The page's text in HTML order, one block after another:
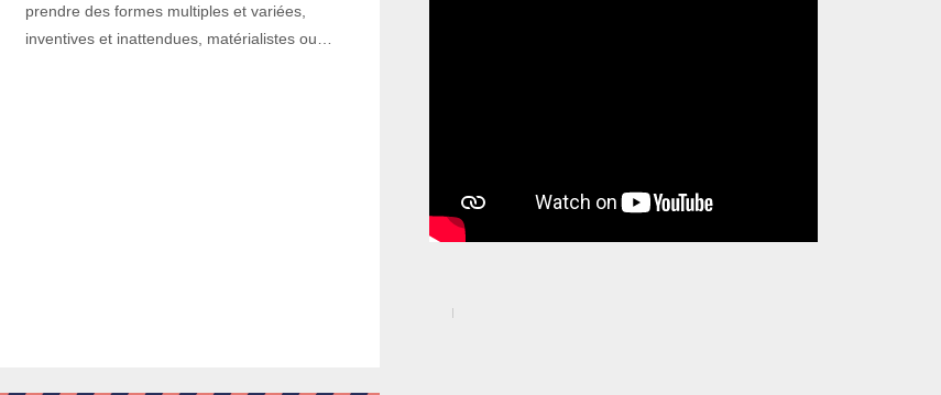
prendre des formes multiples et variées,
inventives et inattendues, matérialistes ou…